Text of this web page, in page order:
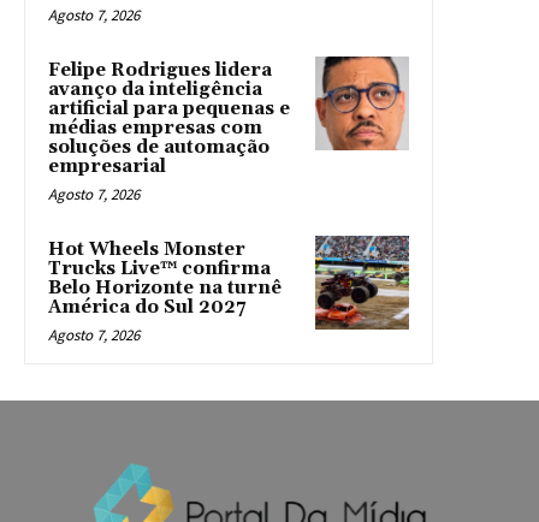
Agosto 7, 2026
Felipe Rodrigues lidera
avanço da inteligência
artificial para pequenas e
médias empresas com
soluções de automação
empresarial
Agosto 7, 2026
Hot Wheels Monster
Trucks Live™ confirma
Belo Horizonte na turnê
América do Sul 2027
Agosto 7, 2026